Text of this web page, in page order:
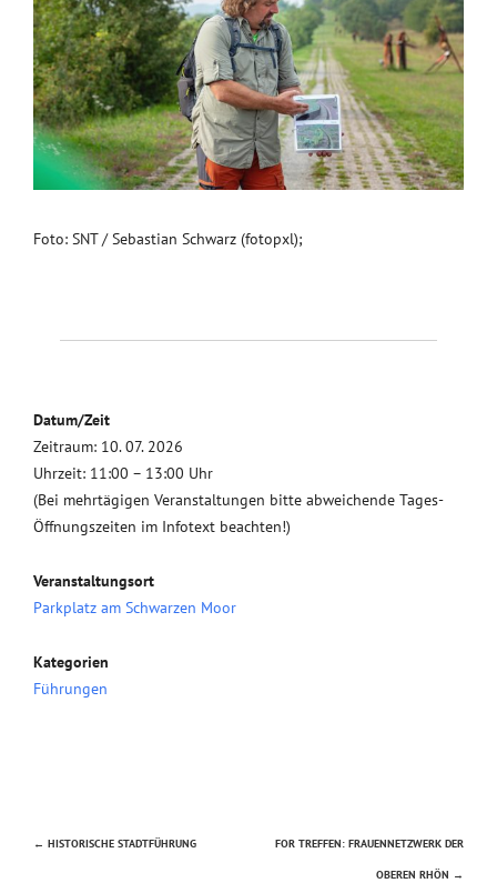
Foto: SNT / Sebastian Schwarz (fotopxl);
Datum/Zeit
Zeitraum: 10. 07. 2026
Uhrzeit: 11:00 – 13:00 Uhr
(Bei mehrtägigen Veranstaltungen bitte abweichende Tages-
Öffnungszeiten im Infotext beachten!)
Veranstaltungsort
Parkplatz am Schwarzen Moor
Kategorien
Führungen
Beitragsnavigation
← HISTORISCHE STADTFÜHRUNG FOR TREFFEN: FRAUENNETZWERK DER
OBEREN RHÖN →